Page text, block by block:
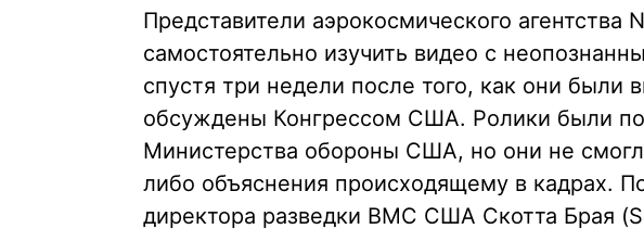
Представители аэрокосмического агентства
самостоятельно изучить видео с
спустя три недели после того, как они были
обсуждены Конгрессом США. Ролики были
Министерства обороны США, но они не
либо объяснения происходящему в кадрах.
директора разведки ВМС США Скотта Брая